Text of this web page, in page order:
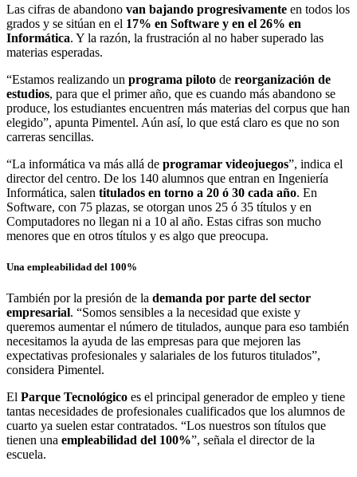
Las cifras de abandono van bajando progresivamente en todos los
grados y se sitúan en el 17% en Software y en el 26% en
Informática. Y la razón, la frustración al no haber superado las
materias esperadas.
“Estamos realizando un programa piloto de reorganización de
estudios, para que el primer año, que es cuando más abandono se
produce, los estudiantes encuentren más materias del corpus que han
elegido”, apunta Pimentel. Aún así, lo que está claro es que no son
carreras sencillas.
“La informática va más allá de programar videojuegos”, indica el
director del centro. De los 140 alumnos que entran en Ingeniería
Informática, salen titulados en torno a 20 ó 30 cada año. En
Software, con 75 plazas, se otorgan unos 25 ó 35 títulos y en
Computadores no llegan ni a 10 al año. Estas cifras son mucho
menores que en otros títulos y es algo que preocupa.
Una empleabilidad del 100%
También por la presión de la demanda por parte del sector
empresarial. “Somos sensibles a la necesidad que existe y
queremos aumentar el número de titulados, aunque para eso también
necesitamos la ayuda de las empresas para que mejoren las
expectativas profesionales y salariales de los futuros titulados”,
considera Pimentel.
El Parque Tecnológico es el principal generador de empleo y tiene
tantas necesidades de profesionales cualificados que los alumnos de
cuarto ya suelen estar contratados. “Los nuestros son títulos que
tienen una empleabilidad del 100%”, señala el director de la
escuela.